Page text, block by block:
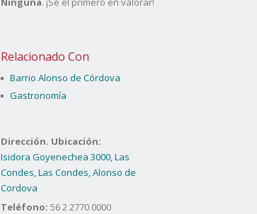
Relacionado Con
Barrio Alonso de Córdova
Gastronomía
Dirección. Ubicación:
Isidora Goyenechea 3000, Las
Condes, Las Condes, Alonso de
Cordova
Teléfono: 56 2 2770 0000